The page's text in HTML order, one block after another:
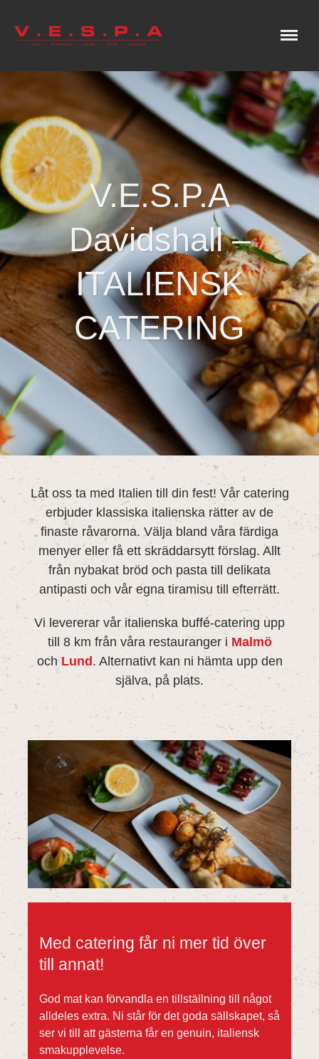
Meny
V.E.S.P.A
Davidshall –
ITALIENSK
CATERING
Låt oss ta med Italien till din fest! Vår catering
erbjuder klassiska italienska rätter av de
finaste råvarorna. Välja bland våra färdiga
menyer eller få ett skräddarsytt förslag. Allt
från nybakat bröd och pasta till delikata
antipasti och vår egna tiramisu till efterrätt.
Vi levererar vår italienska buffé-catering upp
till 8 km från våra restauranger i Malmö
ochLund. Alternativt kan ni hämta upp den
själva, på plats.
Med catering får ni mer tid över
till annat!
God mat kan förvandla en tillställning till något
alldeles extra. Ni står för det goda sällskapet, så
ser vi till att gästerna får en genuin, italiensk
smakupplevelse.